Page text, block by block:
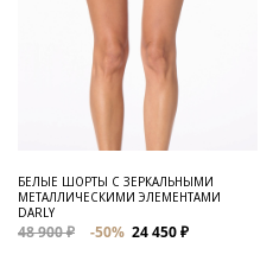
БЕЛЫЕ ШОРТЫ С ЗЕРКАЛЬНЫМИ
МЕТАЛЛИЧЕСКИМИ ЭЛЕМЕНТАМИ
DARLY
48 900 ₽ -50% 24 450 ₽